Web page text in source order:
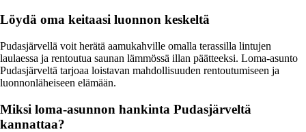
Löydä oma keitaasi luonnon keskeltä
Pudasjärvellä voit herätä aamukahville omalla terassilla lintujen
laulaessa ja rentoutua saunan lämmössä illan päätteeksi. Loma-asunto
Pudasjärveltä tarjoaa loistavan mahdollisuuden rentoutumiseen ja
luonnonläheiseen elämään.
Miksi loma-asunnon hankinta Pudasjärveltä
kannattaa?